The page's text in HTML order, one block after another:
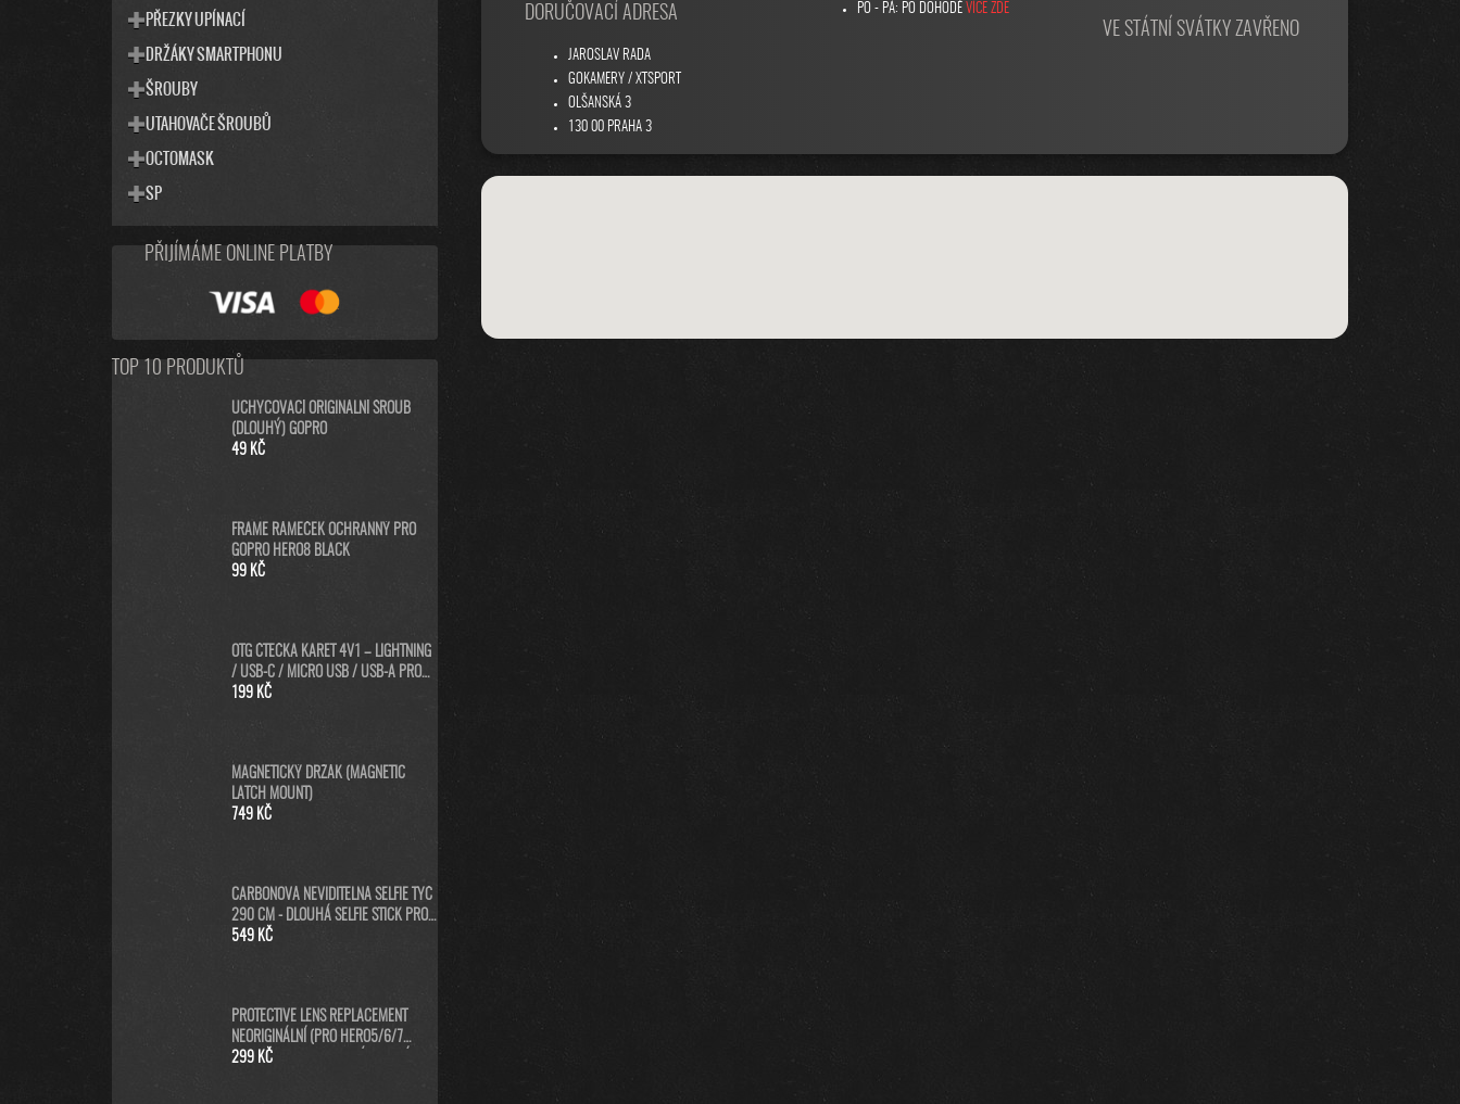
PŘEZKY UPÍNACÍ
DRŽÁKY SMARTPHONU
ŠROUBY
UTAHOVAČE ŠROUBŮ
OCTOMASK
SP
PŘIJÍMÁME ONLINE PLATBY
TOP 10 PRODUKTŮ
UCHYCOVACÍ ORIGINÁLNÍ ŠROUB
(DLOUHÝ) GOPRO
49 KČ
FRAME RÁMEČEK OCHRANNÝ PRO
GOPRO HERO8 BLACK
99 KČ
OTG ČTEČKA KARET 4V1 – LIGHTNING
/ USB-C / MICRO USB / USB-A PRO
IPHONE, ANDROID, PC
199 KČ
MAGNETICKÝ DRŽÁK (MAGNETIC
LATCH MOUNT)
749 KČ
CARBONOVÁ NEVIDITELNÁ SELFIE TYČ
290 CM - DLOUHÁ SELFIE STICK PRO
GOPRO MAX A INSTA360
549 KČ
PROTECTIVE LENS REPLACEMENT
NEORIGINÁLNÍ (PRO HERO5/6/7
BLACK/HERO 2018) - NÁHRADNÍ
299 KČ
DORUČOVACÍ ADRESA
JAROSLAV RADA
GOKAMERY / XTSPORT
OLŠANSKÁ 3
130 00 PRAHA 3
PO - PÁ: PO DOHODĚ VÍCE ZDE
VE STÁTNÍ SVÁTKY ZAVŘENO